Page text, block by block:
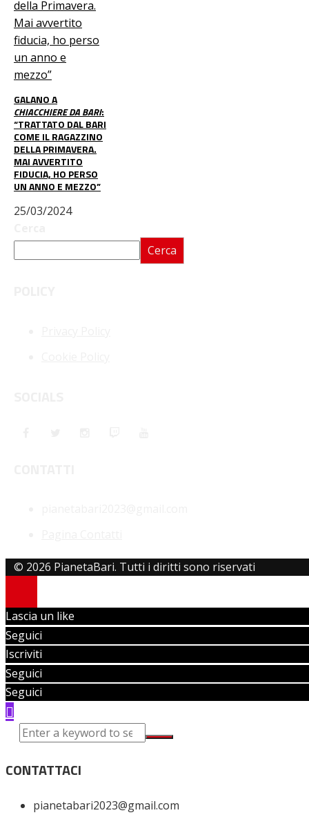
GALANO A
CHIACCHIERE DA BARI:
“TRATTATO DAL BARI
COME IL RAGAZZINO
DELLA PRIMAVERA.
MAI AVVERTITO
FIDUCIA, HO PERSO
UN ANNO E MEZZO”
25/03/2024
Cerca
© 2026 PianetaBari. Tutti i diritti sono riservati
Lascia un like
Seguici
Iscriviti
Seguici
Seguici
CONTATTACI
pianetabari2023@gmail.com